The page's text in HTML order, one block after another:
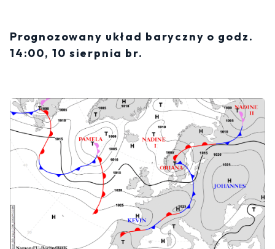
Prognozowany układ baryczny o godz.
14:00, 10 sierpnia br.